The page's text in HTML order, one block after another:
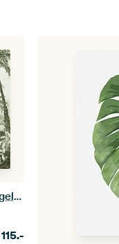
Vintage Dschungel mit Giraffen und Vögeln. Palmen und Farne.
115.-